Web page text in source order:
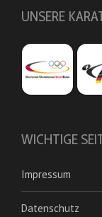
UNSERE
WICHTIGE
Impressum
Datenschutz